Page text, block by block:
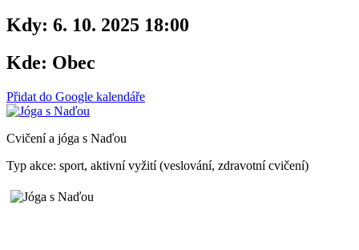
Kdy: 6. 10. 2025 18:00
Kde: Obec
Přidat do Google kalendáře
Cvičení a jóga s Naďou
Typ akce: sport, aktivní vyžití (veslování, zdravotní cvičení)